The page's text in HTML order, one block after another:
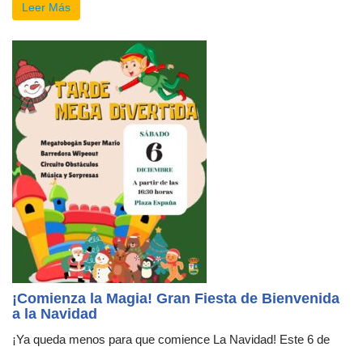
Leer Más
¡Comienza la Magia! Gran Fiesta de Bienvenida
a la Navidad
¡Ya queda menos para que comience La Navidad! Este 6 de